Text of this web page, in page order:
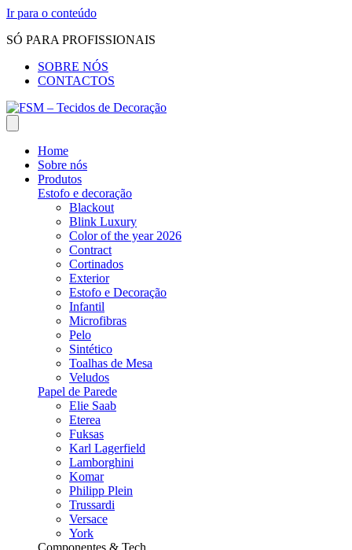
Ir para o conteúdo
SÓ PARA PROFISSIONAIS
SOBRE NÓS
CONTACTOS
Home
Sobre nós
Produtos
Estofo e decoração
Blackout
Blink Luxury
Color of the year 2026
Contract
Cortinados
Exterior
Estofo e Decoração
Infantil
Microfibras
Pelo
Sintético
Toalhas de Mesa
Veludos
Papel de Parede
Elie Saab
Eterea
Fuksas
Karl Lagerfield
Lamborghini
Komar
Philipp Plein
Trussardi
Versace
York
Componentes & Tech